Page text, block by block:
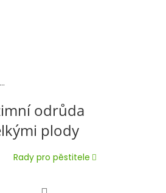
odrůda
plody
Rady pro pěstitele